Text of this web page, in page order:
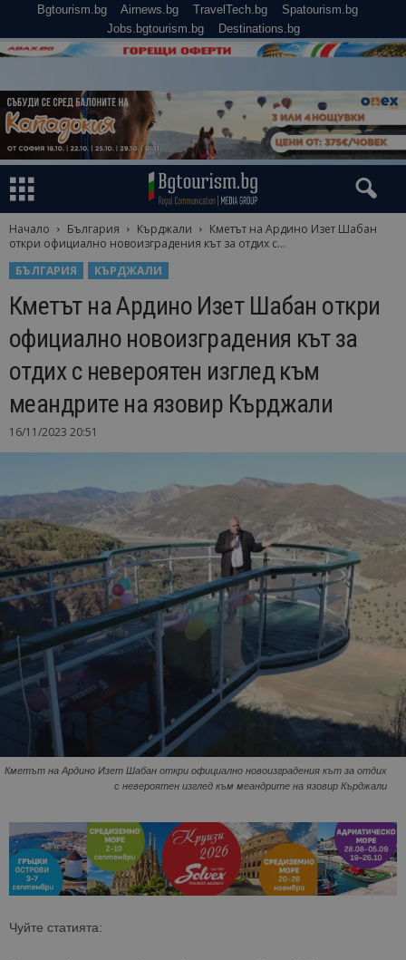
Bgtourism.bg Airnews.bg TravelTech.bg
Spatourism.bg
Jobs.bgtourism.bg
Destinations.bg
Начало България Кърджали
Кметът на Ардино Изет Шабан
откри официално новоизградения кът за отдих с...
БЪЛГАРИЯ
КЪРДЖАЛИ
Кметът на Ардино Изет Шабан откри
официално новоизградения кът за
отдих с невероятен изглед към
меандрите на язовир Кърджали
16/11/2023 20:51
Кметът на Ардино Изет Шабан откри официално новоизградения кът за отдих
с невероятен изглед към меандрите на язовир Кърджали
Чуйте статията: